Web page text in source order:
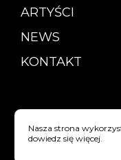
ARTYŚCI
NEWS
KONTAKT
Nasza strona
dowiedz się więcej.